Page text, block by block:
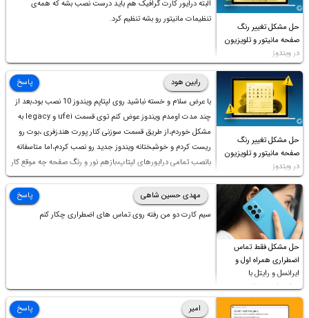
حل مشکل تغییر رنگ
صفحه مانیتور و تلویزیون
در ویندوز
البته درایور کارت گرافیک هم باید درست نصب بشه که همه‌ی
تنظیمات مانیتور رو بشه تنظیم کرد.
حل مشکل تغییر رنگ
صفحه مانیتور و تلویزیون
در ویندوز
رابین هود
با عرض سلام و خسته نباشید روی لپتاپم ویندوز 10 نصب بود،بعد از
چند مدت اومدم ویندوز عوض کنم توی قسمت ufei و legacy به
مشکل خوردم،از طریق قسمت سوزنی کنار پورت هندزفری ،بوت رو
ریست کردم و خوشبختانه ویندوز جدید رو نصب کردم،اما متاسفانه
بانصب تمامی درایورهای لپتاپ،بازهم نور و رنگ صفحه چه موقع کار
چه موقع پخش فیلم مثل سابق نیست(نور زیاده و بی کیفیت)،با
ابدیت کردن کارت گرافیک،کالیبره کردن و غیره هم نور و رنگ درست
نشد (انگار تصویر ماته)، خواهشمند است راهنمایی فرمایید باتشکر
پاسخ
حل مشکل فقط تماس
اضطراری همراه اول و
ایرانسل و رایتل با
روش‌های مختلف
مهدی حسین شاهی
سیم کارت دو من رفته روی تماس های اضطراری چکار کنم
پاسخ
امیر
پاسخ